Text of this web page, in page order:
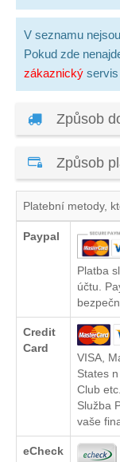
V seznamu
Pokud zde
zákaznický servis
Způsob
Způsob
Platební metody,
Paypal
Platba
účtu.
Credit
Card
VISA,
States
Club etc.
Služba
vaše
eCheck